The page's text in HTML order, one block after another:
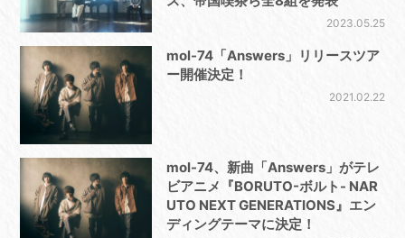
2023.05.25
mol-74「Answers」リリースツア
ー開催決定！
2021.02.22
mol-74、新曲「Answers」がテレ
ビアニメ『BORUTO-ボルト- NAR
UTO NEXT GENERATIONS』エン
ディングテーマに決定！